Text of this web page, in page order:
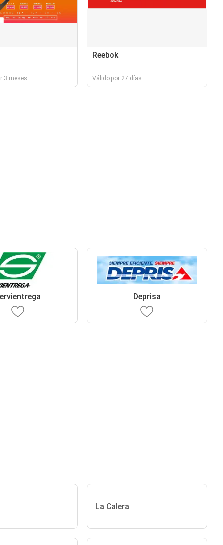
3 meses
Reebok
Válido por 27 días
Deprisa
La Calera